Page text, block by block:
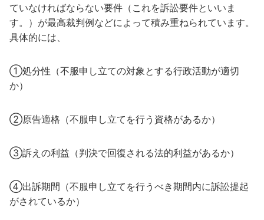
ていなければならない要件（これを訴訟要件といいま
す。）が最高裁判例などによって積み重ねられています。
具体的には、
①処分性（不服申し立ての対象とする行政活動が適切
か）
②原告適格（不服申し立てを行う資格があるか）
③訴えの利益（判決で回復される法的利益があるか）
④出訴期間（不服申し立てを行うべき期間内に訴訟提起
がされているか）